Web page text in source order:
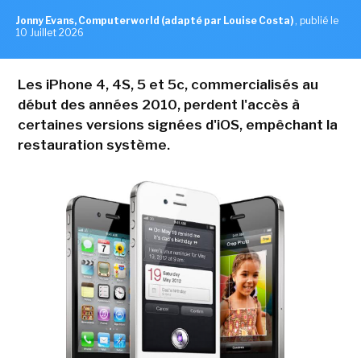
Jonny Evans, Computerworld (adapté par Louise Costa) , publié le
10 Juillet 2026
Les iPhone 4, 4S, 5 et 5c, commercialisés au
début des années 2010, perdent l'accès à
certaines versions signées d'iOS, empêchant la
restauration système.